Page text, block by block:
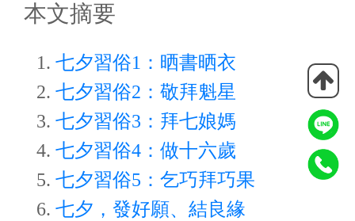
本文摘要
七夕習俗1：晒書晒衣
七夕習俗2：敬拜魁星
七夕習俗3：拜七娘媽
七夕習俗4：做十六歲
七夕習俗5：乞巧拜巧果
七夕，發好願、結良緣